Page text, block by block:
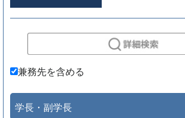
兼務先を含める
学長・副学長